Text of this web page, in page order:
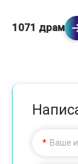
1071 драм
Ваше